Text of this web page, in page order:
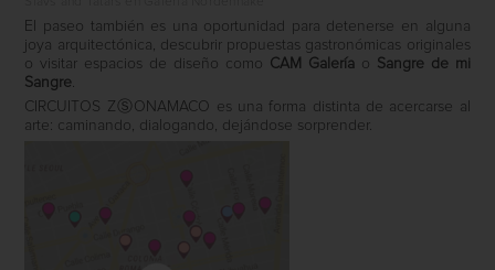
El paseo también es una oportunidad para detenerse en alguna
joya arquitectónica, descubrir propuestas gastronómicas originales
o visitar espacios de diseño como CAM Galeríao Sangre de mi
Sangre.
CIRCUITOS ZⓈONAMACO es una forma distinta de acercarse al
arte: caminando, dialogando, dejándose sorprender.